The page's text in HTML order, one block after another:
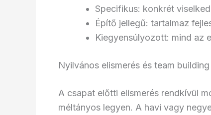
Specifikus: konkrét
Építő jellegű: tartalmaz
Kiegyensúlyozott: mind az
Nyilvános elismerés és team building
A csapat előtti elismerés rendkívül
méltányos legyen. A havi vagy